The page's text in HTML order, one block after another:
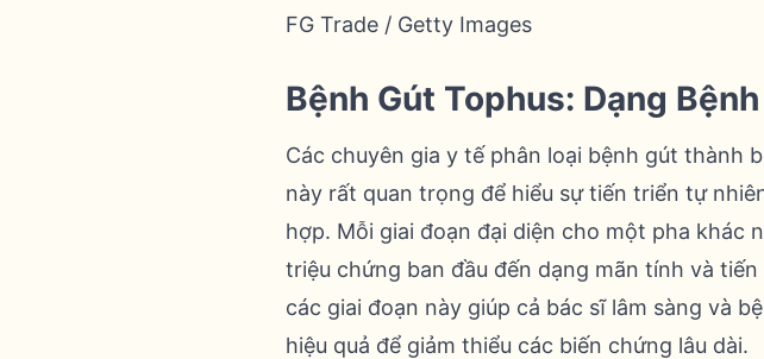
FG Trade / Getty Images
Bệnh Gút Tophus: Dạng
Các chuyên gia y tế phân loại bệnh gút thành
này rất quan trọng để hiểu sự tiến triển tự
hợp. Mỗi giai đoạn đại diện cho một pha khác
triệu chứng ban đầu đến dạng mãn tính và
các giai đoạn này giúp cả bác sĩ lâm sàng và
hiệu quả để giảm thiểu các biến chứng lâu dài.